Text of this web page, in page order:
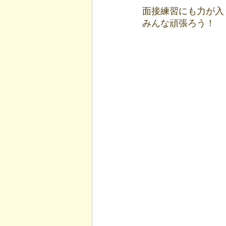
面接練習にも力が
みんな頑張ろう！